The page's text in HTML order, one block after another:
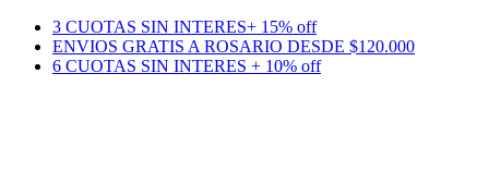
3 CUOTAS SIN INTERES+ 15% off
ENVIOS GRATIS A ROSARIO DESDE $120.000
6 CUOTAS SIN INTERES + 10% off